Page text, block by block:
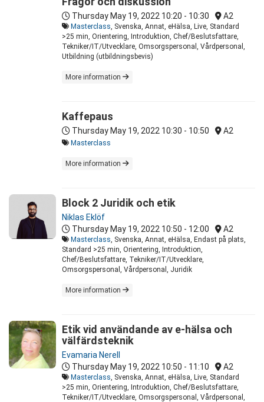
Thursday May 19, 2022 10:20 - 10:30 A2
Masterclass, Svenska, Annat, eHälsa, Live, Standard
>25 min, Orientering, Introduktion, Chef/Beslutsfattare,
Tekniker/IT/Utvecklare, Omsorgspersonal, Vårdpersonal,
Utbildning (utbildningsbevis)
More information
Kaffepaus
Thursday May 19, 2022 10:30 - 10:50 A2
Masterclass
More information
Block 2 Juridik och etik
Niklas Eklöf
Thursday May 19, 2022 10:50 - 12:00 A2
Masterclass, Svenska, Annat, eHälsa, Endast på plats,
Standard >25 min, Orientering, Introduktion,
Chef/Beslutsfattare, Tekniker/IT/Utvecklare,
Omsorgspersonal, Vårdpersonal, Juridik
More information
Etik vid användande av e-hälsa och
välfärdsteknik
Evamaria Nerell
Thursday May 19, 2022 10:50 - 11:10 A2
Masterclass, Svenska, Annat, eHälsa, Live, Standard
>25 min, Orientering, Introduktion, Chef/Beslutsfattare,
Tekniker/IT/Utvecklare, Omsorgspersonal, Vårdpersonal,